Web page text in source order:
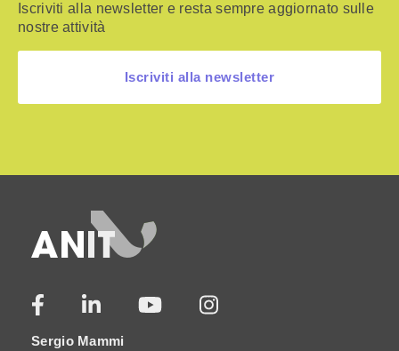
Iscriviti alla newsletter e resta sempre aggiornato sulle
nostre attività
Iscriviti alla newsletter
Sergio Mammi